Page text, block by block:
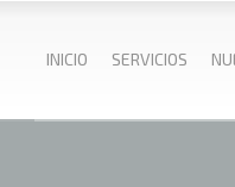
INICIO SERVICIOS